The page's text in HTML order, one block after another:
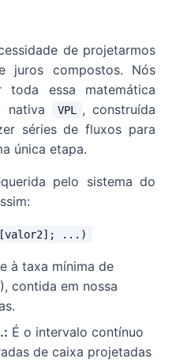
de projetarmos
juros compostos. Nós
toda essa matemática
nativa
VPL
, construída
séries de fluxos para
única etapa.
pelo sistema do
[valor2]; ...)
à taxa mínima de
contida em nossa
É o intervalo contínuo
de caixa projetadas